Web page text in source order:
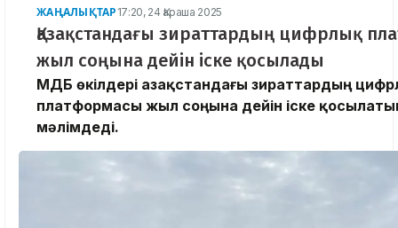
ЖАҢАЛЫҚТАР 17:20, 24 Қараша 2025
Қазақстандағы зираттардың цифрлық
жыл соңына дейін іске қосылады
ҚМДБ өкілдері Қазақстандағы зираттардың
платформасы жыл соңына дейін іске
мәлімдеді.